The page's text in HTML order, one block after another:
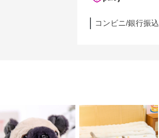
コンビニ/銀行振込